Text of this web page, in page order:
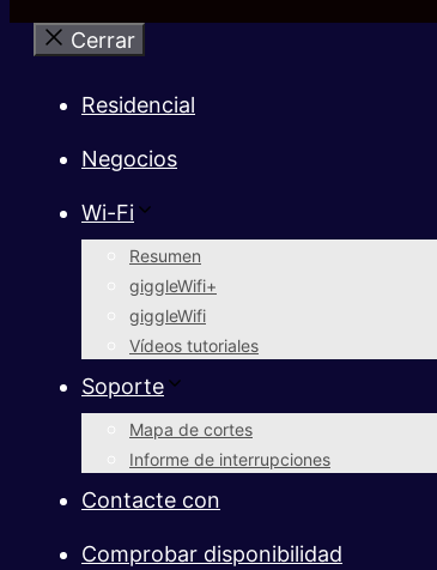
Cerrar
Residencial
Negocios
Wi-Fi
Resumen
giggleWifi+
giggleWifi
Vídeos tutoriales
Soporte
Mapa de cortes
Informe de interrupciones
Contacte con
Comprobar disponibilidad